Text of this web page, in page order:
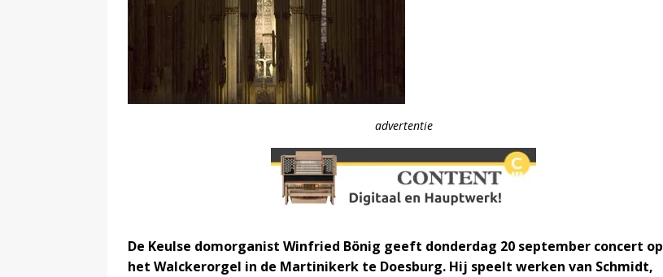
advertentie
De Keulse domorganist Winfried Bönig geeft donderdag 20 september concert op
het Walckerorgel in de Martinikerk te Doesburg. Hij speelt werken van Schmidt,